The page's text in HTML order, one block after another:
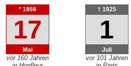
* 1866
17
Mai
vor 160 Jahren
† 1925
1
Juli
vor 101 Jahren